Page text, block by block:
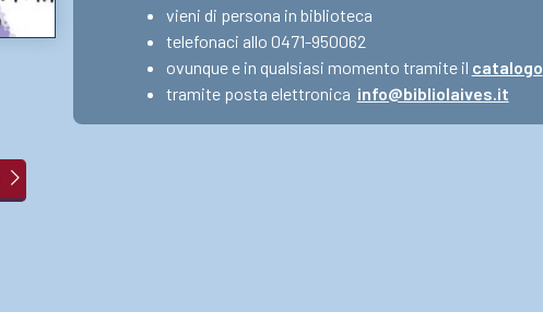
vieni di persona in biblioteca
telefonaci allo 0471-950062
ovunque e in qualsiasi momento tramite il catalogo
tramite posta elettronica info@bibliolaives.it